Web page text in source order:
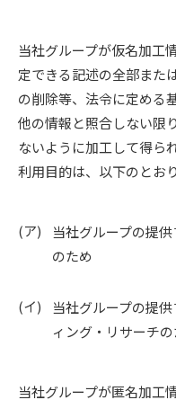
当社グループが仮名加工
定できる記述の全部また
の削除等、法令に定める
他の情報と照合しない限
ないように加工して得ら
利用目的は、以下のとお
当社グループの提
のため
当社グループの提
ィング・リサーチ
当社グループが匿名加工